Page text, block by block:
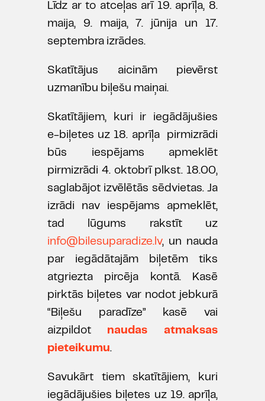
Līdz ar to atceļas arī 19. aprīļa, 8.
maija, 9. maija, 7. jūnija un 17.
septembra izrādes.
Skatītājus aicinām pievērst
uzmanību biļešu maiņai.
Skatītājiem, kuri ir iegādājušies
e-biļetes uz 18. aprīļa pirmizrādi
būs iespējams apmeklēt
pirmizrādi 4. oktobrī plkst. 18.00,
saglabājot izvēlētās sēdvietas. Ja
izrādi nav iespējams apmeklēt,
tad lūgums rakstīt uz
info@bilesuparadize.lv, un nauda
par iegādātajām biļetēm tiks
atgriezta pircēja kontā. Kasē
pirktās biļetes var nodot jebkurā
“Biļešu paradīze” kasē vai
aizpildot naudas atmaksas
pieteikumu.
Savukārt tiem skatītājiem, kuri
iegādājušies biļetes uz 19. aprīļa,